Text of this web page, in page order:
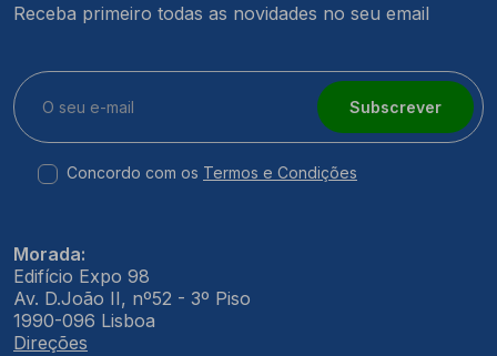
Receba primeiro todas as novidades no seu email
Subscrever
Concordo com os Termos e Condições
Morada:
Edifício Expo 98
Av. D.João II, nº52 - 3º Piso
1990-096 Lisboa
Direções